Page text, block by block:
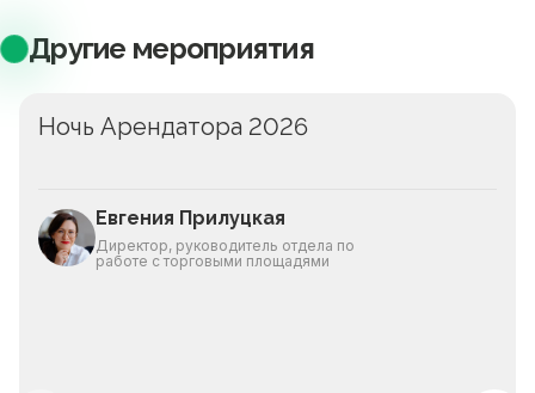
Другие мероприятия
Ночь Арендатора 2026
Евгения Прилуцкая
Директор, руководитель отдела по
работе с торговыми площадями